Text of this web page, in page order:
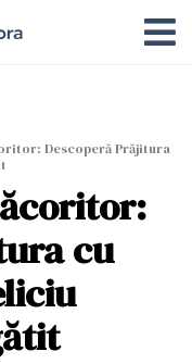
Descoperă Prăjitura
cu